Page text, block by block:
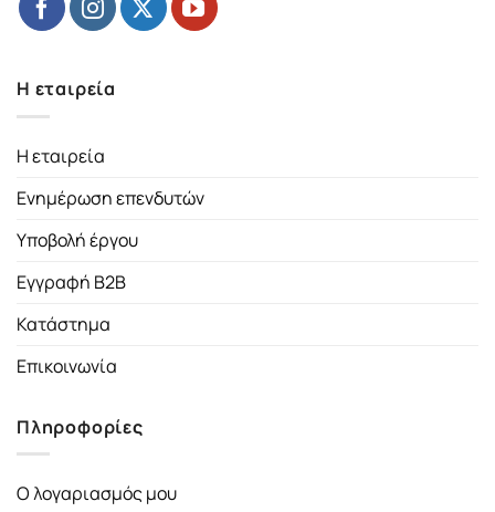
Η εταιρεία
Η εταιρεία
Ενημέρωση επενδυτών
Υποβολή έργου
Εγγραφή B2B
Κατάστημα
Επικοινωνία
Πληροφορίες
Ο λογαριασμός μου